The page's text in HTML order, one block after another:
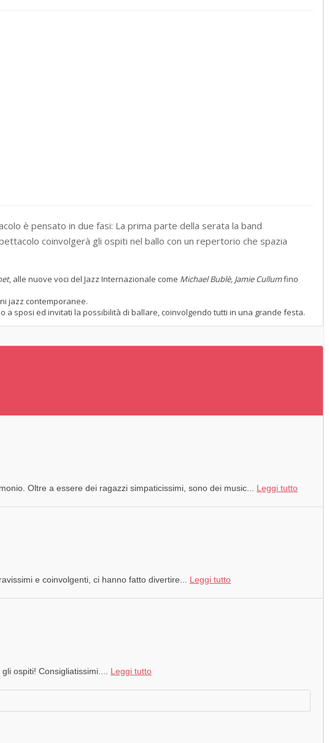
è pensato in due fasi: La prima parte della serata la band
coinvolgerà gli ospiti nel ballo con un repertorio che spazia
, alle nuove voci del Jazz Internazionale come Michael Bublè, Jamie Cullumfino
jazz contemporanee.
a sposi ed invitati la possibilità di ballare, coinvolgendo tutti in una grande festa.
Oltre a essere dei ragazzi simpaticissimi, sono dei music... Leggi tutto
e coinvolgenti, ci hanno fatto divertire... Leggi tutto
ospiti! Consigliatissimi.... Leggi tutto